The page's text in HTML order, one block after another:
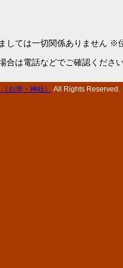
しては一切関係ありません ※
は電話などでご確認ください
お寺・神社） All Rights Reserved.